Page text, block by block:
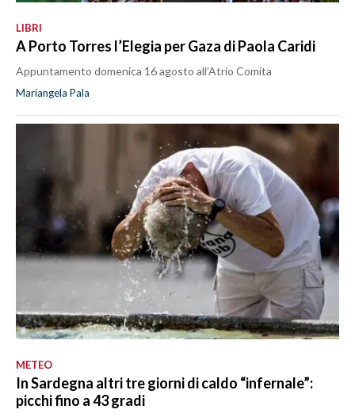
LIBRI
A Porto Torres l’Elegia per Gaza di Paola Caridi
Appuntamento domenica 16 agosto all’Atrio Comita
Mariangela Pala
METEO
In Sardegna altri tre giorni di caldo “infernale”:
picchi fino a 43 gradi